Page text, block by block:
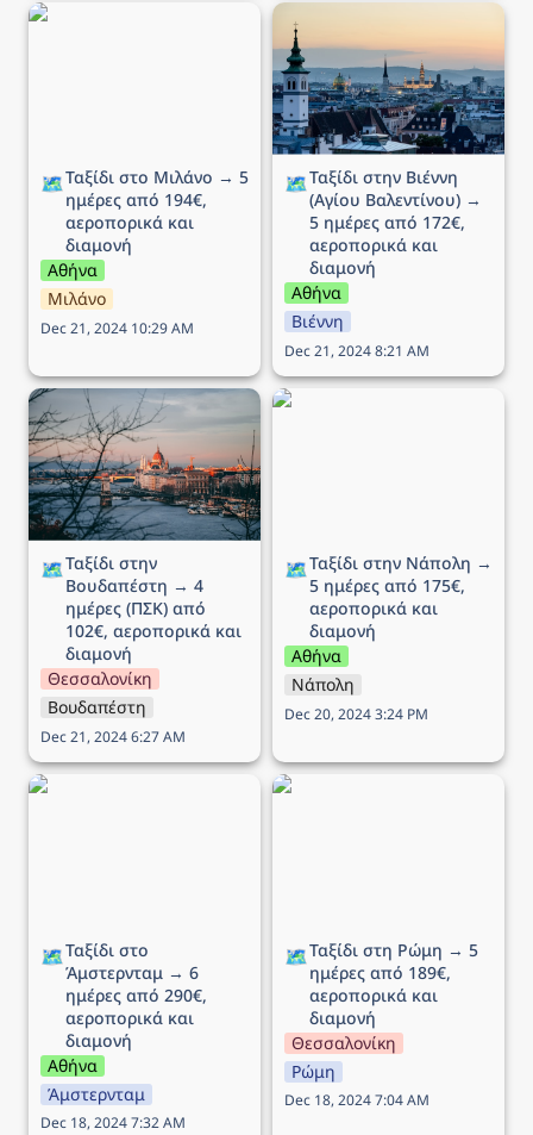
Ταξίδι στο Μιλάνο → 5
🗺️Ταξίδι στο Μιλάνο → 5
ημέρες από 194€,
αεροπορικά και
διαμονή
Αθήνα
Μιλάνο
Dec 21, 2024 10:29 AM
Ταξίδι στην Βιέννη (Αγίου
Βαλεντίνου) → 5 ημέρες
από 172€, αεροπορικά
και διαμονή
🗺️Ταξίδι στην Βιέννη
(Αγίου Βαλεντίνου) →
5 ημέρες από 172€,
αεροπορικά και
διαμονή
Αθήνα
Βιέννη
Dec 21, 2024 8:21 AM
Ταξίδι στην Βουδαπέστη
→ 4 ημέρες (ΠΣΚ) από
102€, αεροπορικά και
διαμονή
🗺️Ταξίδι στην
Βουδαπέστη → 4
ημέρες (ΠΣΚ) από
102€, αεροπορικά και
διαμονή
Θεσσαλονίκη
Βουδαπέστη
Dec 21, 2024 6:27 AM
Ταξίδι στην Νάπολη → 5
🗺️Ταξίδι στην Νάπολη →
5 ημέρες από 175€,
αεροπορικά και
διαμονή
Αθήνα
Νάπολη
Dec 20, 2024 3:24 PM
Ταξίδι στο Άμστερνταμ →
🗺️Ταξίδι στο
Άμστερνταμ → 6
ημέρες από 290€,
αεροπορικά και
διαμονή
Αθήνα
Άμστερνταμ
Dec 18, 2024 7:32 AM
Ταξίδι στη Ρώμη → 5
🗺️Ταξίδι στη Ρώμη → 5
ημέρες από 189€,
αεροπορικά και
διαμονή
Θεσσαλονίκη
Ρώμη
Dec 18, 2024 7:04 AM